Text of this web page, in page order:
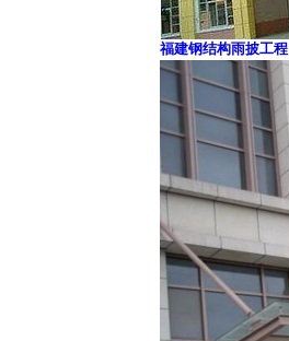
福建钢结构雨披工程